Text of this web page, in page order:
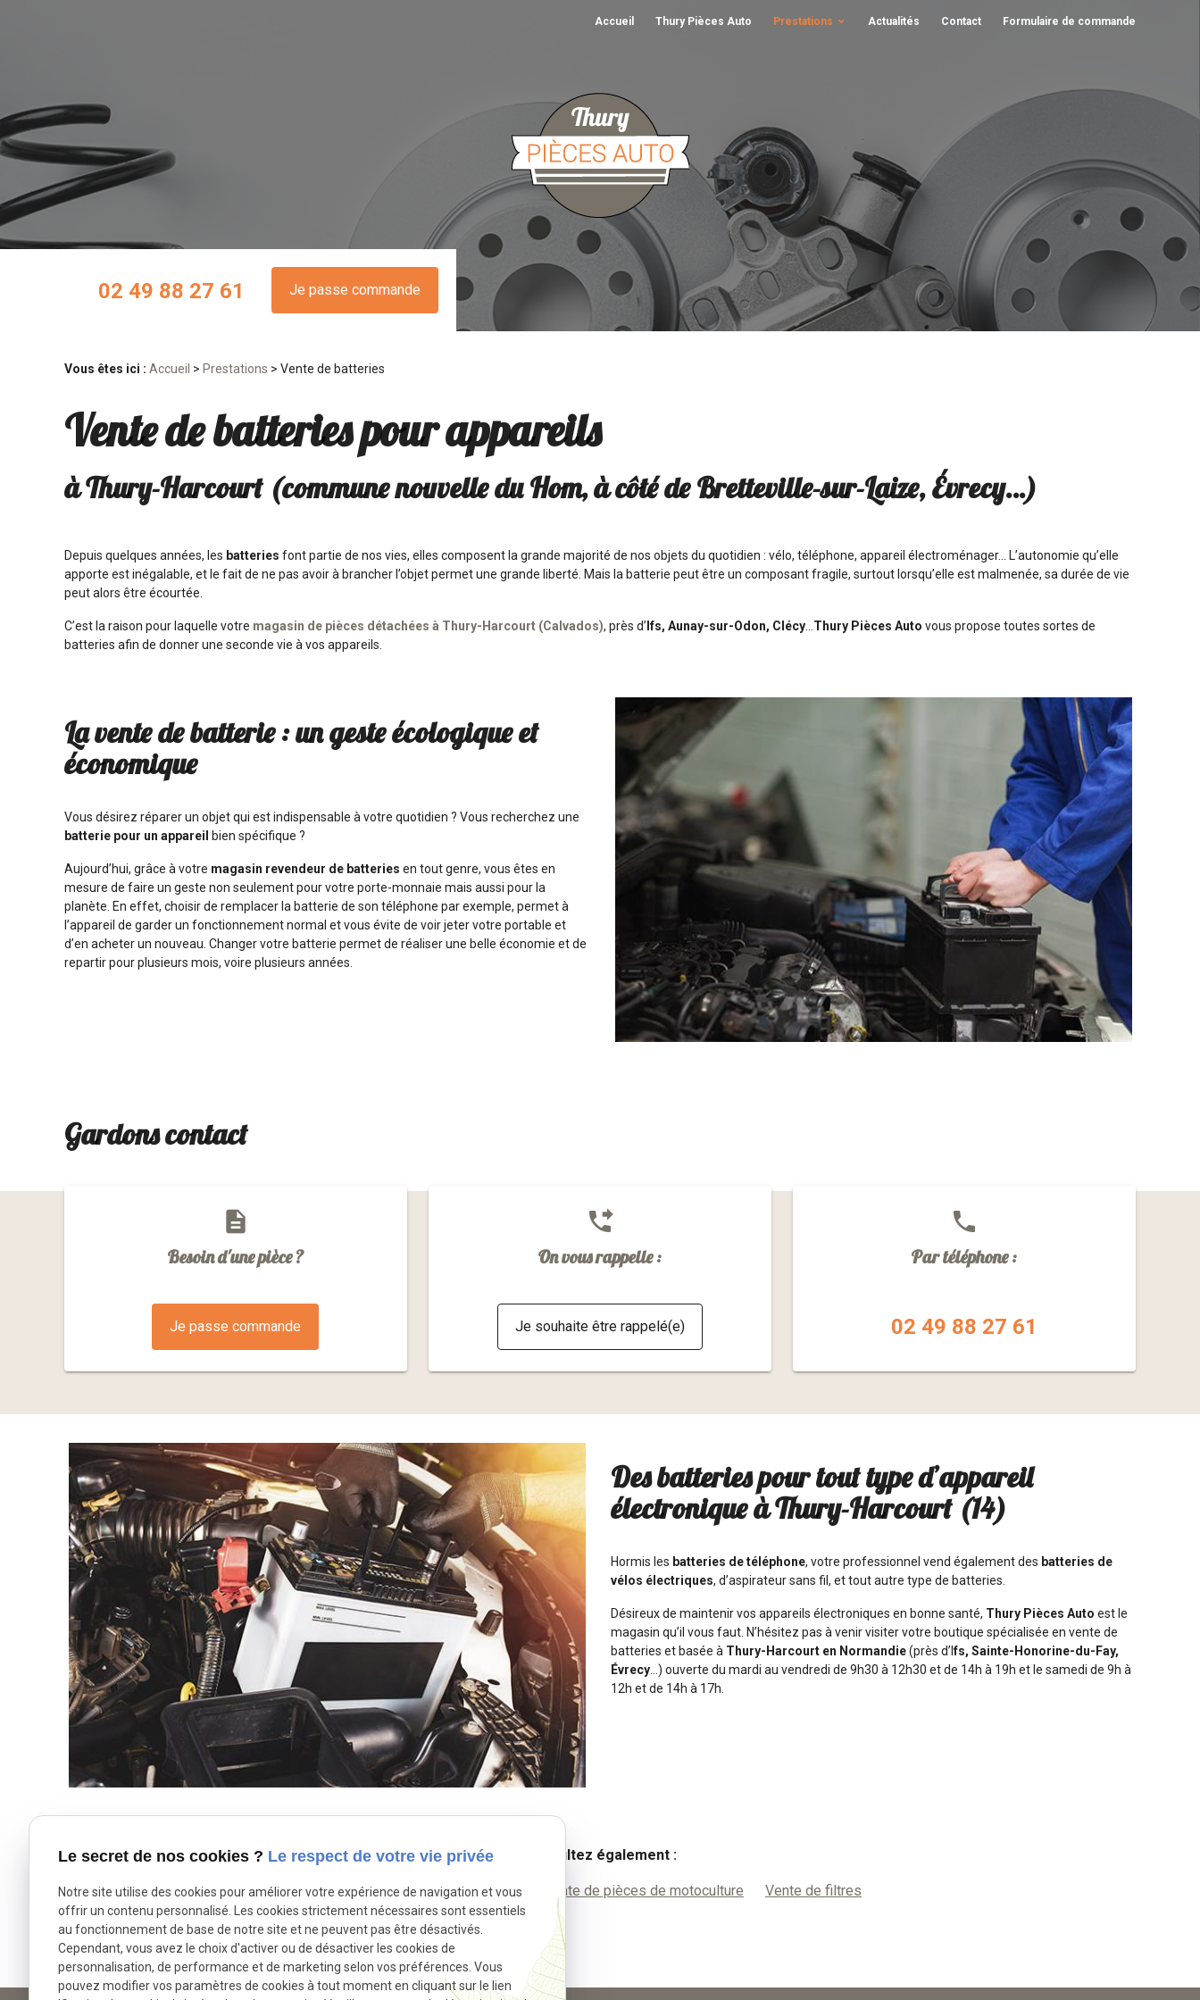
Accueil Thury Pièces Auto Prestations Actualités Contact Formulaire de commande
02 49 88 27 61 Je passe commande
Vous êtes ici : Accueil > Prestations > Vente de batteries
Vente de batteries pour appareils
à Thury-Harcourt (commune nouvelle du Hom, à côté de Bretteville-sur-Laize, Évrecy…)
Depuis quelques années, les batteries font partie de nos vies, elles composent la grande majorité de nos objets du quotidien : vélo, téléphone, appareil électroménager… L’autonomie qu’elle
apporte est inégalable, et le fait de ne pas avoir à brancher l’objet permet une grande liberté. Mais la batterie peut être un composant fragile, surtout lorsqu’elle est malmenée, sa durée de vie
peut alors être écourtée.
C’est la raison pour laquelle votre magasin de pièces détachées à Thury-Harcourt (Calvados), près d’ Ifs, Aunay-sur-Odon, Clécy…Thury Pièces Auto vous propose toutes sortes de
batteries afin de donner une seconde vie à vos appareils.
La vente de batterie : un geste écologique et
économique
Vous désirez réparer un objet qui est indispensable à votre quotidien ? Vous recherchez une
batterie pour un appareil
bien spécifique ?
Aujourd’hui, grâce à votre magasin revendeur de batteries en tout genre, vous êtes en
mesure de faire un geste non seulement pour votre porte-monnaie mais aussi pour la
planète. En effet, choisir de remplacer la batterie de son téléphone par exemple, permet à
l’appareil de garder un fonctionnement normal et vous évite de voir jeter votre portable et
d’en acheter un nouveau. Changer votre batterie permet de réaliser une belle économie et de
repartir pour plusieurs mois, voire plusieurs années.
Gardons contact
description
Besoin d'une pièce ?
Je passe commande
phone_forwarded
On vous rappelle :
Je souhaite être rappelé(e)
phone
Par téléphone :
02 49 88 27 61
Des batteries pour tout type d’appareil
électronique à Thury-Harcourt (14)
Hormis les batteries de téléphone, votre professionnel vend également des batteries de
vélos électriques, d’aspirateur sans fil, et tout autre type de batteries.
Désireux de maintenir vos appareils électroniques en bonne santé, Thury Pièces Auto est le
magasin qu’il vous faut. N’hésitez pas à venir visiter votre boutique spécialisée en vente de
batteries et basée à Thury-Harcourt en Normandie(près d’Ifs, Sainte-Honorine-du-Fay,
Évrecy…) ouverte du mardi au vendredi de 9h30 à 12h30 et de 14h à 19h et le samedi de 9h à
12h et de 14h à 17h.
Consultez également :
Vente de pièces automobiles Vente de pièces de motoculture Vente de filtres
Le secret de nos cookies ? Le respect de votre vie privée
Notre site utilise des cookies pour améliorer votre expérience de navigation et vous
offrir un contenu personnalisé. Les cookies strictement nécessaires sont essentiels
au fonctionnement de base de notre site et ne peuvent pas être désactivés.
Cependant, vous avez le choix d'activer ou de désactiver les cookies de
personnalisation, de performance et de marketing selon vos préférences. Vous
pouvez modifier vos paramètres de cookies à tout moment en cliquant sur le lien